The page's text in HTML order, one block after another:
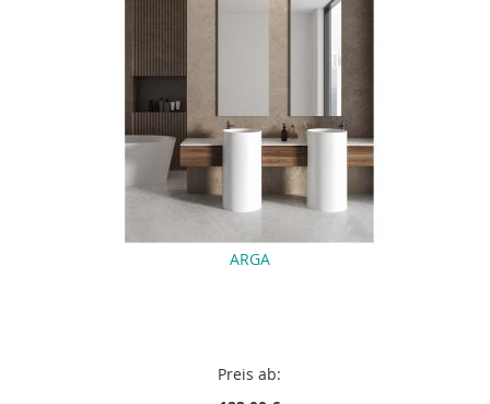
ARGA
Preis ab: